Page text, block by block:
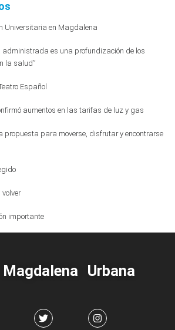
Universitaria en Magdalena
administrada es una profundización de los
la salud”
Español
aumentos en las tarifas de luz y gas
propuesta para moverse, disfrutar y encontrarse
importante
Magdalena Urbana